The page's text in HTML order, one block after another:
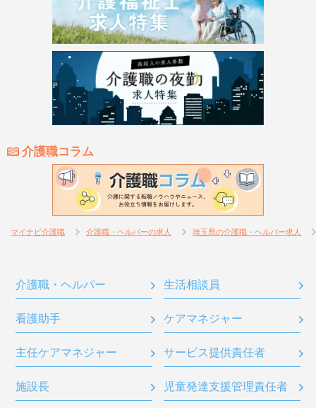
介護職コラム
マイナビ介護職 介護職・ヘルパーの求人 埼玉県の介護職・ヘルパー求人
介護職・ヘルパー 生活相談員
看護助手 ケアマネジャー
主任ケアマネジャー サービス提供責任者
施設長 児童発達支援管理責任者